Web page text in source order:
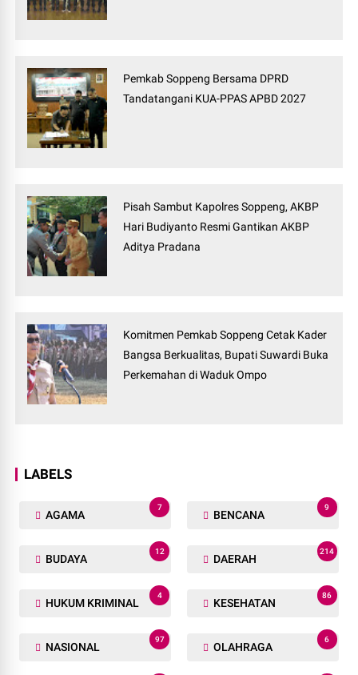
Pemkab Soppeng Bersama DPRD
Tandatangani KUA-PPAS APBD 2027
Pisah Sambut Kapolres Soppeng, AKBP
Hari Budiyanto Resmi Gantikan AKBP
Aditya Pradana
Komitmen Pemkab Soppeng Cetak Kader
Bangsa Berkualitas, Bupati Suwardi Buka
Perkemahan di Waduk Ompo
LABELS
AGAMA
7
BENCANA
9
BUDAYA
12
DAERAH
214
HUKUM KRIMINAL
4
KESEHATAN
86
NASIONAL
97
OLAHRAGA
6